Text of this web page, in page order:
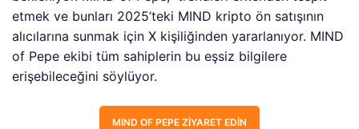
etmek ve bunları 2025’teki MIND kripto ön satışının
alıcılarına sunmak için X kişiliğinden yararlanıyor. MIND
of Pepe ekibi tüm sahiplerin bu eşsiz bilgilere
erişebileceğini söylüyor.
MIND OF PEPE ZIYARET EDIN